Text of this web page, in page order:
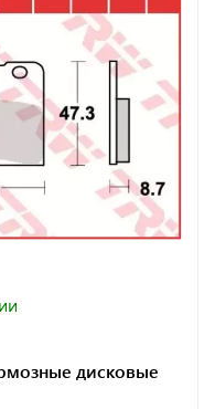
дисковые